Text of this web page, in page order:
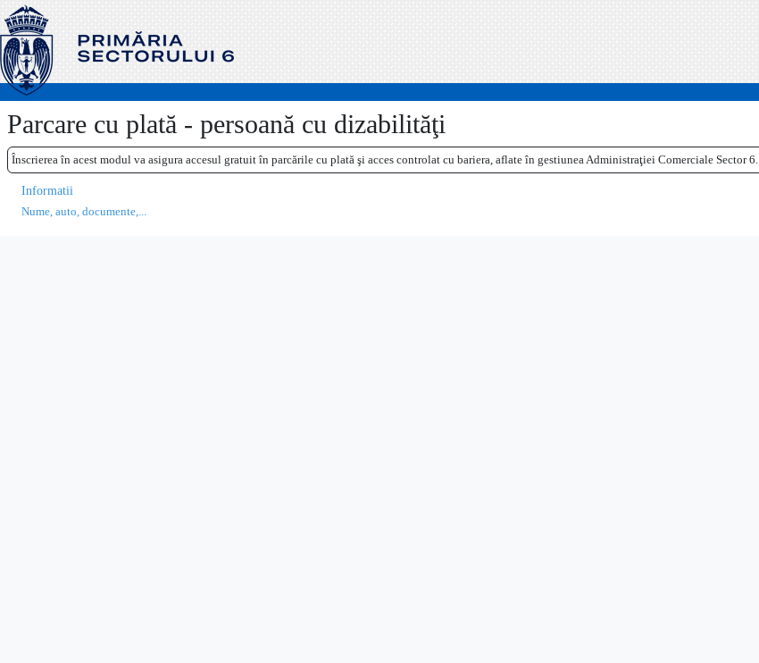
Parcare cu plată - persoană cu dizabilităţi
Înscrierea în acest modul va asigura accesul gratuit în parcările cu plată şi acces controlat cu bariera, aflate în gestiunea Administraţiei Comerciale Sector 6.
Informatii
Nume, auto, documente,...